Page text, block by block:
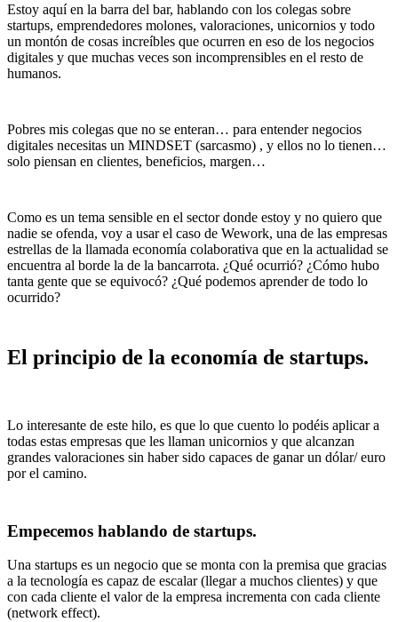
Estoy aquí en la barra del bar, hablando con los colegas sobre
startups, emprendedores molones, valoraciones, unicornios y todo
un montón de cosas increíbles que ocurren en eso de los negocios
digitales y que muchas veces son incomprensibles en el resto de
humanos.
Pobres mis colegas que no se enteran… para entender negocios
digitales necesitas un MINDSET (sarcasmo) , y ellos no lo tienen…
solo piensan en clientes, beneficios, margen…
Como es un tema sensible en el sector donde estoy y no quiero que
nadie se ofenda, voy a usar el caso de Wework, una de las empresas
estrellas de la llamada economía colaborativa que en la actualidad se
encuentra al borde la de la bancarrota. ¿Qué ocurrió? ¿Cómo hubo
tanta gente que se equivocó? ¿Qué podemos aprender de todo lo
ocurrido?
El principio de la economía de startups.
Lo interesante de este hilo, es que lo que cuento lo podéis aplicar a
todas estas empresas que les llaman unicornios y que alcanzan
grandes valoraciones sin haber sido capaces de ganar un dólar/ euro
por el camino.
Empecemos hablando de startups.
Una startups es un negocio que se monta con la premisa que gracias
a la tecnología es capaz de escalar (llegar a muchos clientes) y que
con cada cliente el valor de la empresa incrementa con cada cliente
(network effect).